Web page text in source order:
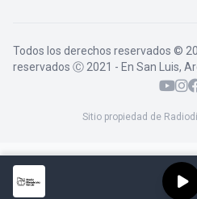
Todos los derechos reservados ©
reservados Ⓒ 2021 - En San Luis,
Sitio propiedad de